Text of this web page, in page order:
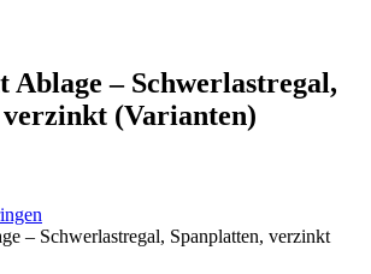
Ablage – Schwerlastregal,
verzinkt (Varianten)